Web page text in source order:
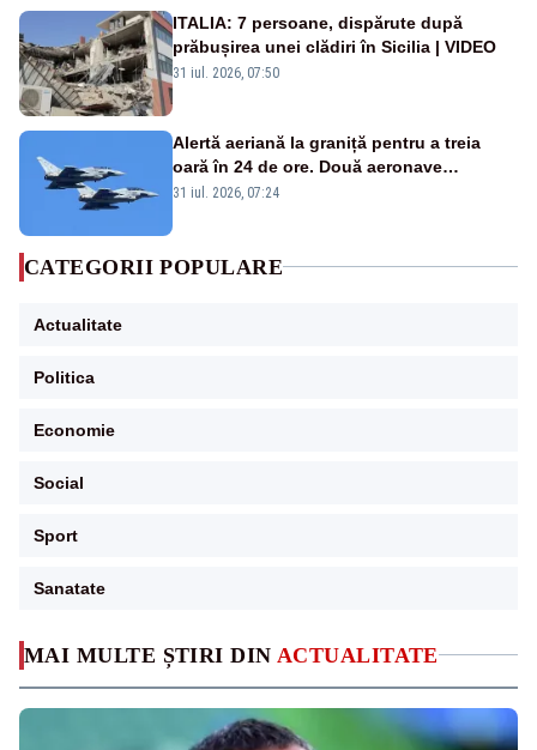
MAI MULTE ȘTIRI DIN ACTUALITATE
ITALIA: 7 persoane, dispărute după
prăbușirea unei clădiri în Sicilia | VIDEO
31 iul. 2026, 07:50
Alertă aeriană la graniță pentru a treia
oară în 24 de ore. Două aeronave
Eurofighter britanice au fost ridicate de la
31 iul. 2026, 07:24
CATEGORII POPULARE
Actualitate
Politica
Economie
Social
Sport
Sanatate